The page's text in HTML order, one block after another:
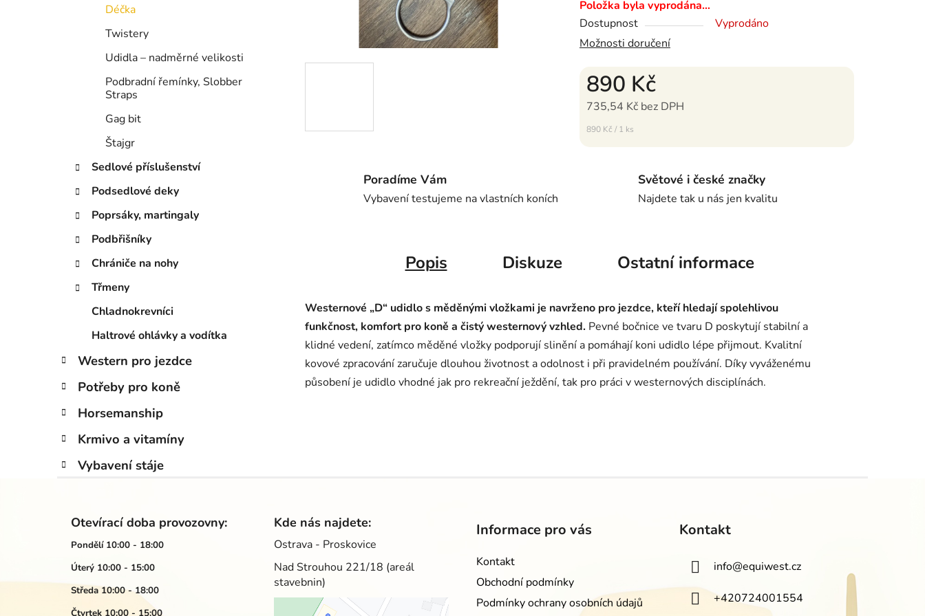
Déčka
Twistery
Udidla – nadměrné velikosti
Podbradní řemínky, Slobber
Straps
Gag bit
Štajgr
Sedlové příslušenství
Podsedlové deky
Poprsáky, martingaly
Podbřišníky
Chrániče na nohy
Třmeny
Chladnokrevníci
Haltrové ohlávky a vodítka
Western pro jezdce
Potřeby pro koně
Horsemanship
Krmivo a vitamíny
Vybavení stáje
Položka byla vyprodána…
Dostupnost
Vyprodáno
Možnosti doručení
890 Kč
735,54 Kč bez DPH
Měrná cena:
890 Kč / 1 ks
Poradíme Vám
Vybavení testujeme na vlastních koních
Světové i české značky
Najdete tak u nás jen kvalitu
Popis Diskuze Ostatní informace
Westernové „D“ udidlo s měděnými vložkami je navrženo pro jezdce, kteří hledají spolehlivou
funkčnost, komfort pro koně a čistý westernový vzhled. Pevné bočnice ve tvaru D poskytují stabilní a
klidné vedení, zatímco měděné vložky podporují slinění a pomáhají koni udidlo lépe přijmout. Kvalitní
kovové zpracování zaručuje dlouhou životnost a odolnost i při pravidelném používání. Díky vyváženému
působení je udidlo vhodné jak pro rekreační ježdění, tak pro práci v westernových disciplínách.
Otevírací doba provozovny:
Pondělí 10:00 - 18:00
Úterý 10:00 - 15:00
Středa 10:00 - 18:00
Čtvrtek 10:00 - 15:00
Kde nás najdete:
Ostrava - Proskovice
Nad Strouhou 221/18 (areál
stavebnin)
Informace pro vás
Kontakt
Obchodní podmínky
Podmínky ochrany osobních údajů
Kontakt
info@equiwest.cz
+420724001554